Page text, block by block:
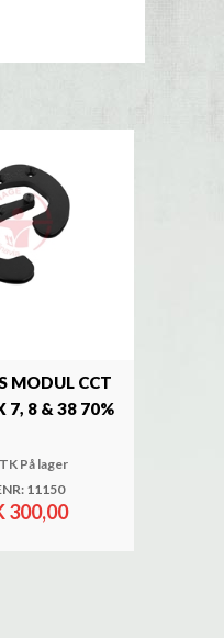
MODUL CCT
7, 8 & 38 70%
På lager
11150
300,00